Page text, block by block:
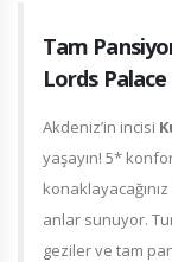
Tam
Lords
Akdeniz’in incisi
yaşayın! 5*
anlar sunuyor.
geziler ve tam